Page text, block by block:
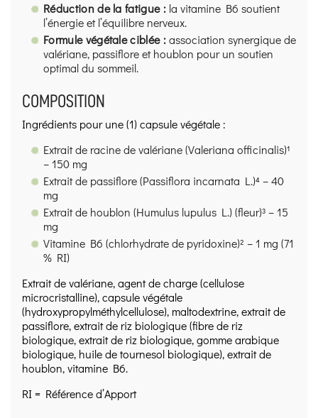
Réduction de la fatigue : la vitamine B6 soutient
l’énergie et l’équilibre nerveux.
Formule végétale ciblée :association synergique de
valériane, passiflore et houblon pour un soutien
optimal du sommeil.
COMPOSITION
Ingrédients pour une (1) capsule végétale :
Extrait de racine de valériane (Valeriana officinalis)¹
– 150 mg
Extrait de passiflore (Passiflora incarnata L.)⁴ – 40
mg
Extrait de houblon (Humulus lupulus L.) (fleur)³ – 15
mg
Vitamine B6 (chlorhydrate de pyridoxine)² – 1 mg (71
% RI)
Extrait de valériane, agent de charge (cellulose
microcristalline), capsule végétale
(hydroxypropylméthylcellulose), maltodextrine, extrait de
passiflore, extrait de riz biologique (fibre de riz
biologique, extrait de riz biologique, gomme arabique
biologique, huile de tournesol biologique), extrait de
houblon, vitamine B6.
RI = Référence d’Apport